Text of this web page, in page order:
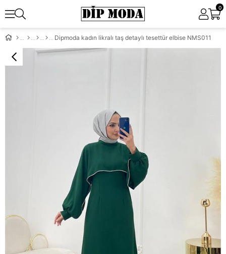
0
Dipmoda kadın likralı taş detaylı tesettür elbise NMS011